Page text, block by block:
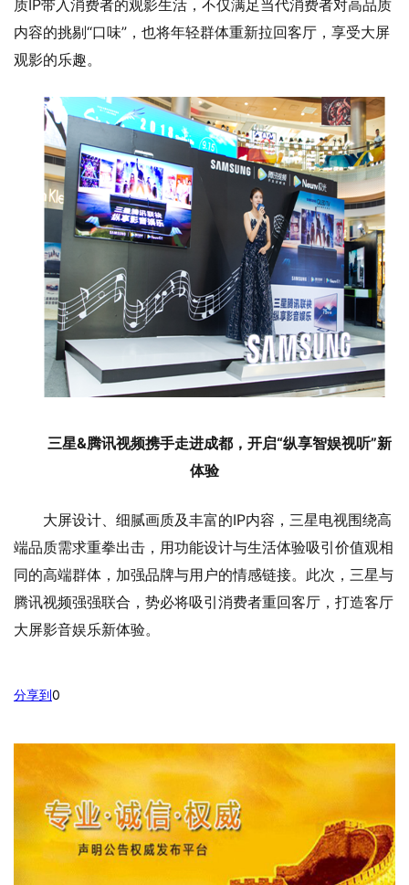
质IP带入消费者的观影生活，不仅满足当代消费者对高品质
内容的挑剔“口味”，也将年轻群体重新拉回客厅，享受大屏
观影的乐趣。
三星&腾讯视频携手走进成都，开启“纵享智娱视听”新
体验
大屏设计、细腻画质及丰富的IP内容，三星电视围绕高
端品质需求重拳出击，用功能设计与生活体验吸引价值观相
同的高端群体，加强品牌与用户的情感链接。此次，三星与
腾讯视频强强联合，势必将吸引消费者重回客厅，打造客厅
大屏影音娱乐新体验。
分享到0